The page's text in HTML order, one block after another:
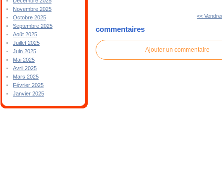
Novembre 2025
Octobre 2025
Septembre 2025
Août 2025
Juillet 2025
Juin 2025
Mai 2025
Avril 2025
Mars 2025
Février 2025
Janvier 2025
<<
commentaires
Ajouter un commentaire